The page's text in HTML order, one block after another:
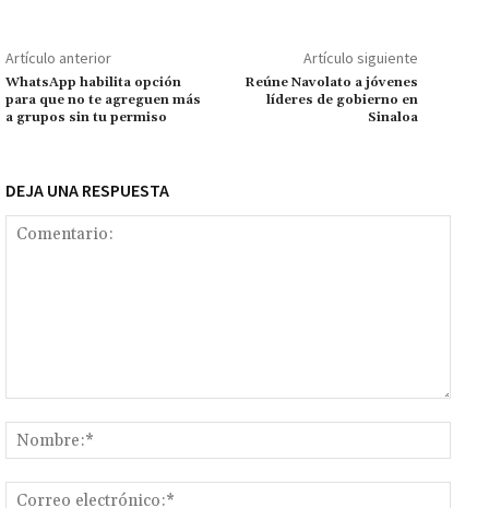
o
k
p
p
ge
r
m Li
n
k
p
ar
tir
Artículo anterior
WhatsApp habilita opción
para que no te agreguen más
a grupos sin tu permiso
Artículo siguiente
Reúne Navolato a jóvenes
líderes de gobierno en
Sinaloa
DEJA UNA RESPUESTA